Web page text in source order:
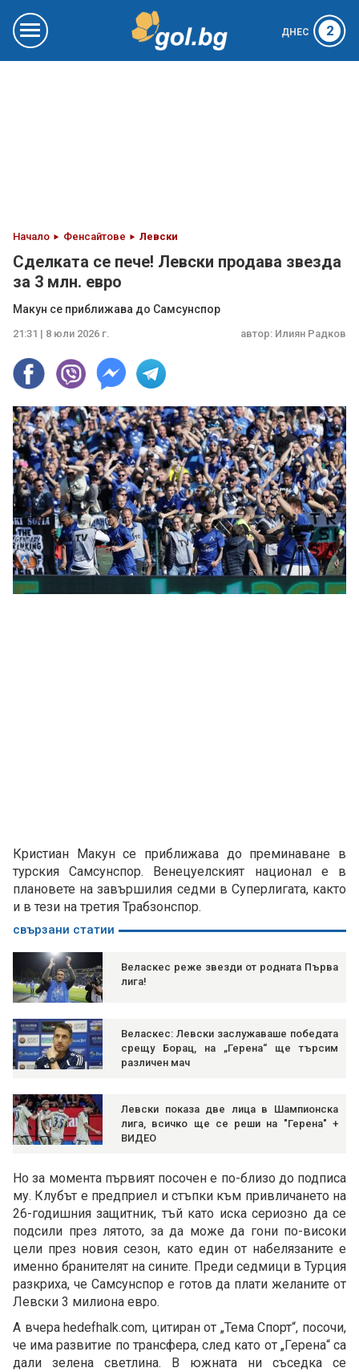
ДНЕС 2
Начало Фенсайтове Левски
Сделката се пече! Левски продава звезда
за 3 млн. евро
Макун се приближава до Самсунспор
21:31 | 8 юли 2026 г. автор: Илиян Радков
Кристиан Макун се приближава до преминаване в
турския Самсунспор. Венецуелският национал е в
плановете на завършилия седми в Суперлигата, както
и в тези на третия Трабзонспор.
свързани статии
Веласкес реже звезди от родната Първа
лига!
Веласкес: Левски заслужаваше победата
срещу Борац, на „Герена“ ще търсим
различен мач
Левски показа две лица в Шампионска
лига, всичко ще се реши на "Герена" +
ВИДЕО
Но за момента първият посочен е по-близо до подписа
му. Клубът е предприел и стъпки към привличането на
26-годишния защитник, тъй като иска сериозно да се
подсили през лятото, за да може да гони по-високи
цели през новия сезон, като един от набелязаните е
именно бранителят на сините. Преди седмици в Турция
разкриха, че Самсунспор е готов да плати желаните от
Левски 3 милиона евро.
А вчера hedefhalk.com, цитиран от „Тема Спорт“, посочи,
че има развитие по трансфера, след като от „Герена“ са
дали зелена светлина. В южната ни съседка се